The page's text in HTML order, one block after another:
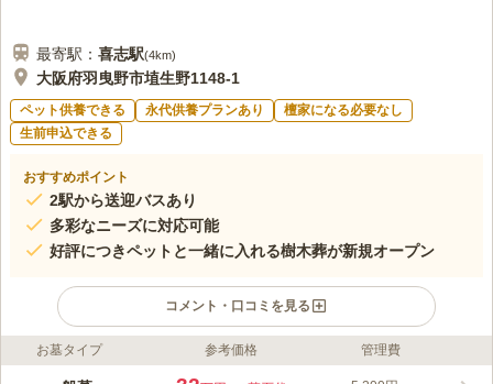
最寄駅： 喜志駅(4km)
大阪府羽曳野市埴生野1148-1
ペット供養できる 永代供養プランあり
檀家になる必要なし
生前申込できる
おすすめポイント
2駅から送迎バスあり
多彩なニーズに対応可能
好評につきペットと一緒に入れる樹木葬が新規オープン
コメント・口コミを見る
ライフドット編集部のコメント
美原東ロイヤルメモリアルパークは、ヨーロッパ風のガーデン霊
お墓タイプ 参考価格 管理費